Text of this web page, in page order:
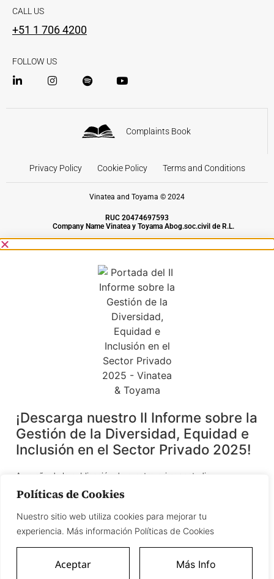
Políticas de Cookies
Nuestro sitio web utiliza cookies para mejorar tu
experiencia. Más información Políticas de Cookies
Aceptar Más Info
CALL US
+51 1 706 4200
FOLLOW US
Complaints Book
Privacy Policy Cookie Policy Terms and Conditions
Vinatea and Toyama © 2024
RUC 20474697593
Company Name Vinatea y Toyama Abog.soc.civil de R.L.
¡Descarga nuestro II Informe sobre la
Gestión de la Diversidad, Equidad e
Inclusión en el Sector Privado 2025!
A un año de la publicación de nuestro primer estudio,
Equidad e Inclusión (DEI) en el sector privado, en un contexto en
políticas inclusivas más allá de coyunturas o tendencias.
Haz clic aquí